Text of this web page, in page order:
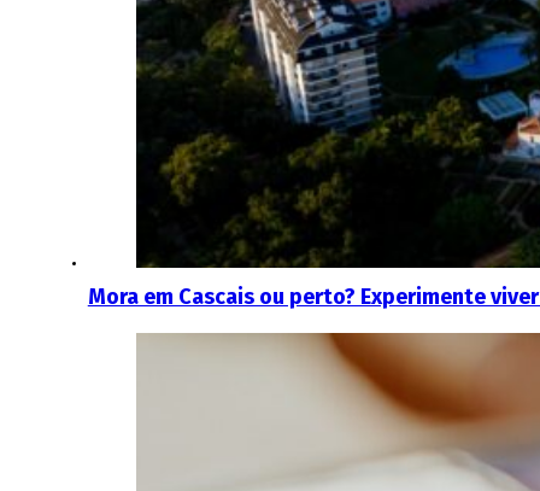
Mora em Cascais ou perto? Experimente